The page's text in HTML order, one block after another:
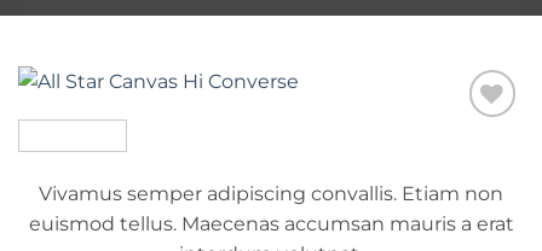
Vivamus semper adipiscing convallis. Etiam non
euismod tellus. Maecenas accumsan mauris a erat